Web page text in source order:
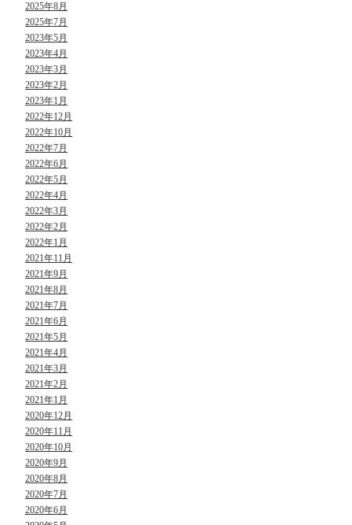
2025年8月
2025年7月
2023年5月
2023年4月
2023年3月
2023年2月
2023年1月
2022年12月
2022年10月
2022年7月
2022年6月
2022年5月
2022年4月
2022年3月
2022年2月
2022年1月
2021年11月
2021年9月
2021年8月
2021年7月
2021年6月
2021年5月
2021年4月
2021年3月
2021年2月
2021年1月
2020年12月
2020年11月
2020年10月
2020年9月
2020年8月
2020年7月
2020年6月